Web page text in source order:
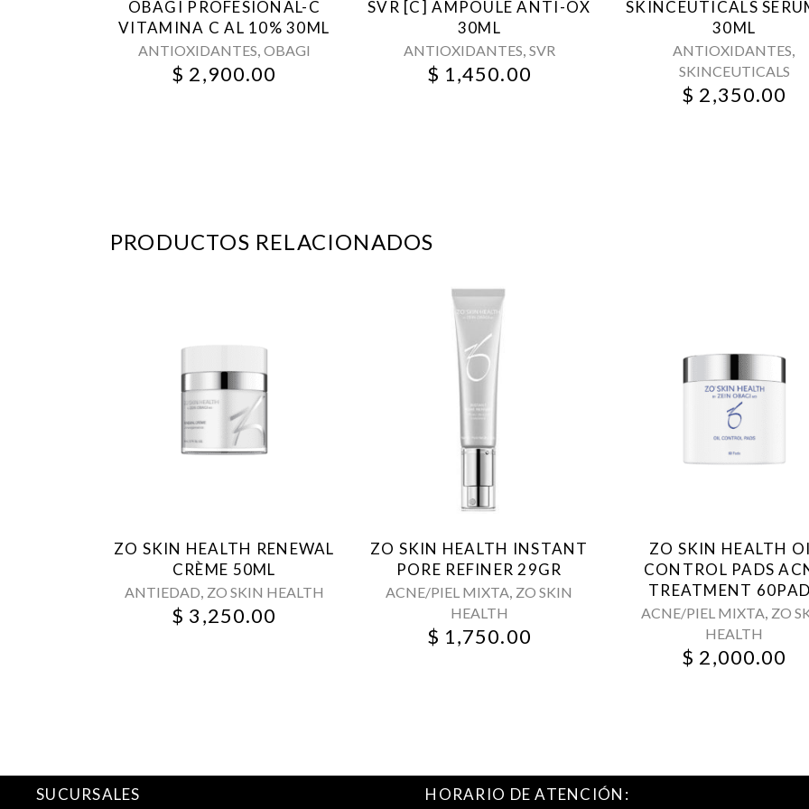
OBAGI PROFESIONAL-C
VITAMINA C AL 10% 30ML
ANTIOXIDANTES, OBAGI
$ 2,900.00
SVR [C] AMPOULE ANTI-OX
30ML
ANTIOXIDANTES, SVR
$ 1,450.00
SKINCEUTICALS
30ML
ANTIOXIDANTES,
SKINCEUTICALS
$ 2,350.00
PRODUCTOS RELACIONADOS
ZO SKIN HEALTH RENEWAL
CRÈME 50ML
ANTIEDAD, ZO SKIN HEALTH
$ 3,250.00
ZO SKIN HEALTH INSTANT
PORE REFINER 29GR
ACNE/PIEL MIXTA, ZO SKIN
HEALTH
$ 1,750.00
ZO SKIN HEALTH
CONTROL PADS
TREATMENT
ACNE/PIEL MIXTA, ZO
HEALTH
$ 2,000.00
SUCURSALES HORARIO DE ATENCIÓN: